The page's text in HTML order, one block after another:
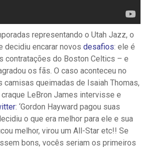
representando o Utah Jazz, o
decidiu encarar novos desafios: ele é
contratações do Boston Celtics – e
os fãs. O caso aconteceu no
camisas queimadas de Isaiah Thomas,
LeBron James intervisse e
: ‘Gordon Hayward pagou suas
o que era melhor para ele e sua
melhor, virou um All-Star etc!! Se
bons, vocês seriam os primeiros